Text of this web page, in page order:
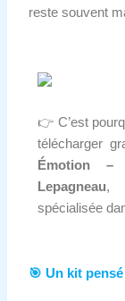
reste souvent
👉 C’est
télécharger
Émotion –
Lepagneau,
spécialisée
🎯 Un kit